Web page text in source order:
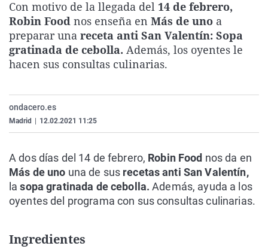
La rosa de los vientos
Gente viajera
Como el perro y el
Caso
Retornados
Equipo de
Extremadura
Galicia
La Rioja
País Vasco
Virales
Televisión
Elecciones
Con motivo de la llegada del 14 de febrero,
Robin Food nos enseña en Más de uno a
preparar una receta anti San Valentín: Sopa
gratinada de cebolla. Además, los oyentes le
hacen sus consultas culinarias.
ondacero.es
Madrid 12.02.2021 11:25
A dos días del 14 de febrero, Robin Food nos da en
Más de uno una de susrecetas anti San Valentín,
lasopa gratinada de cebolla. Además, ayuda a los
oyentes del programa con sus consultas culinarias.
Ingredientes